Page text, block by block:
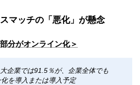
マッチの「悪化」が懸念
分がオンライン化＞
企業では91.5％が、企業全体でも
を導入または導入予定